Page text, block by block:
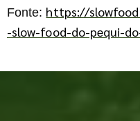
Fonte: https://
-slow-food-do-pequi-